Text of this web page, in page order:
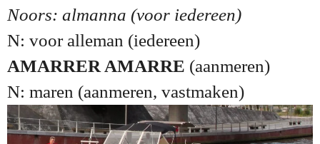
Noors: almanna (voor iedereen)
N: voor alleman (iedereen)
AMARRER AMARRE (aanmeren)
N: maren (aanmeren, vastmaken)